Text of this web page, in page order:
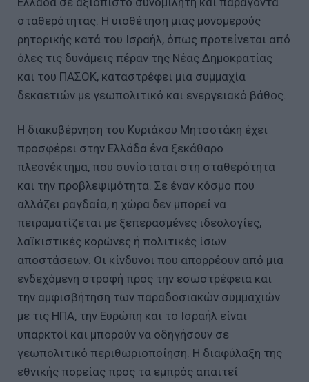
σταθερότητας. Η υιοθέτηση μιας μονομερούς
ρητορικής κατά του Ισραήλ, όπως προτείνεται από
όλες τις δυνάμεις πέραν της Νέας Δημοκρατίας
και του ΠΑΣΟΚ, καταστρέφει μια συμμαχία
δεκαετιών με γεωπολιτικό και ενεργειακό βάθος.
Η διακυβέρνηση του Κυριάκου Μητσοτάκη έχει
προσφέρει στην Ελλάδα ένα ξεκάθαρο
πλεονέκτημα, που συνίσταται στη σταθερότητα
και την προβλεψιμότητα. Σε έναν κόσμο που
αλλάζει ραγδαία, η χώρα δεν μπορεί να
πειραματίζεται με ξεπερασμένες ιδεολογίες,
λαϊκιστικές κορώνες ή πολιτικές ίσων
αποστάσεων. Οι κίνδυνοι που απορρέουν από μια
ενδεχόμενη στροφή προς την εσωστρέφεια και
την αμφισβήτηση των παραδοσιακών συμμαχιών
με τις ΗΠΑ, την Ευρώπη και το Ισραήλ είναι
υπαρκτοί και μπορούν να οδηγήσουν σε
γεωπολιτικό περιθωριοποίηση. Η διαφύλαξη της
εθνικής πορείας προς τα εμπρός απαιτεί